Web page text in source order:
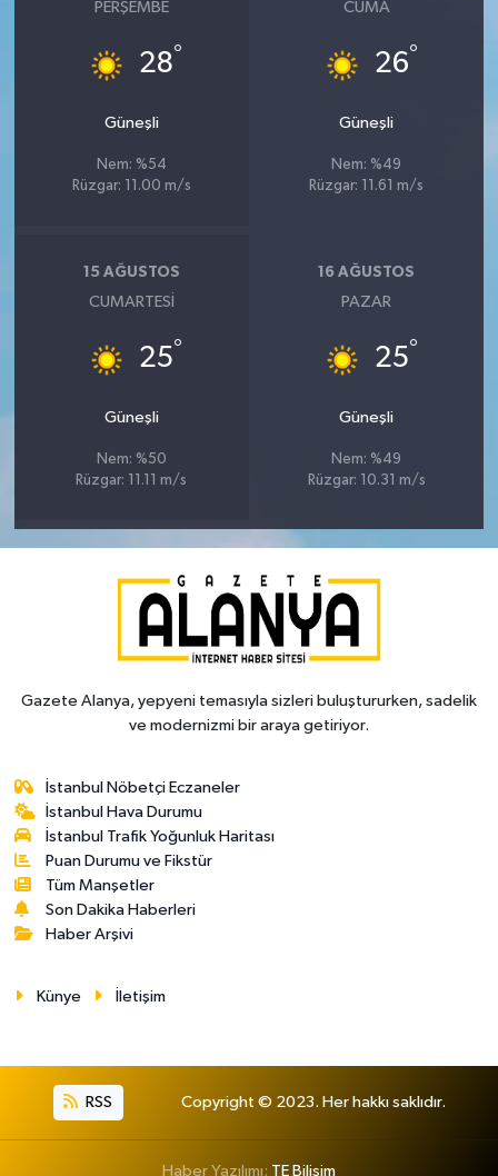
PERŞEMBE
28°
Güneşli
Nem: %54
Rüzgar: 11.00 m/s
CUMA
26°
Güneşli
Nem: %49
Rüzgar: 11.61 m/s
15 AĞUSTOS
CUMARTESI
25°
Güneşli
Nem: %50
Rüzgar: 11.11 m/s
16 AĞUSTOS
PAZAR
25°
Güneşli
Nem: %49
Rüzgar: 10.31 m/s
Gazete Alanya, yepyeni temasıyla sizleri buluştururken, sadelik
ve modernizmi bir araya getiriyor.
İstanbul Nöbetçi Eczaneler
İstanbul Hava Durumu
İstanbul Trafik Yoğunluk Haritası
Puan Durumu ve Fikstür
Tüm Manşetler
Son Dakika Haberleri
Haber Arşivi
Künye İletişim
RSS Copyright © 2023. Her hakkı saklıdır.
Haber Yazılımı: TE Bilişim